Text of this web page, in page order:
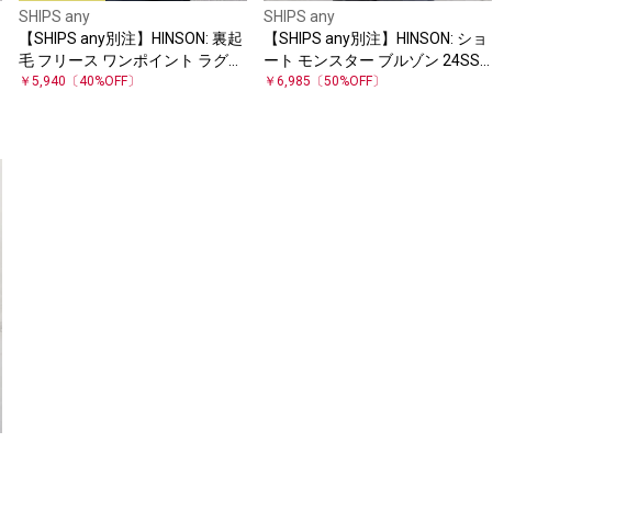
SHIPS any
【SHIPS any別注】HINSON: 裏起
毛 フリース ワンポイント ラグラ
ン スウェット◇
￥5,940 〔40%OFF〕
SHIPS any
【SHIPS any別注】HINSON: ショ
ート モンスター ブルゾン 24SS
◇
￥6,985 〔50%OFF〕